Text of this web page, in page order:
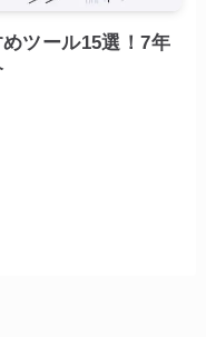
ツール15選！7年